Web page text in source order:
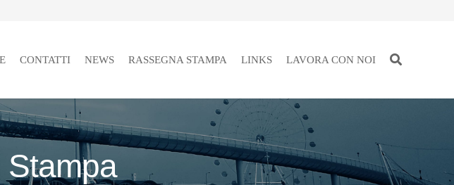
CONTATTI NEWS RASSEGNA STAMPA LINKS LAVORA CON NOI
Stampa